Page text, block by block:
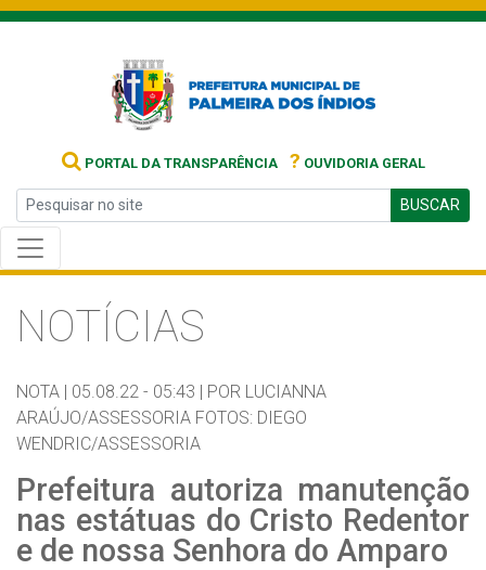
PORTAL DA TRANSPARÊNCIA ? OUVIDORIA GERAL
BUSCAR
NOTÍCIAS
NOTA | 05.08.22 - 05:43 | POR LUCIANNA
ARAÚJO/ASSESSORIA FOTOS: DIEGO
WENDRIC/ASSESSORIA
Prefeitura autoriza manutenção
nas estátuas do Cristo Redentor
e de nossa Senhora do Amparo